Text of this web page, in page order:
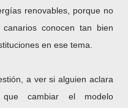
renovables, porque no
conocen tan bien
en ese tema.
a ver si alguien aclara
cambiar el modelo